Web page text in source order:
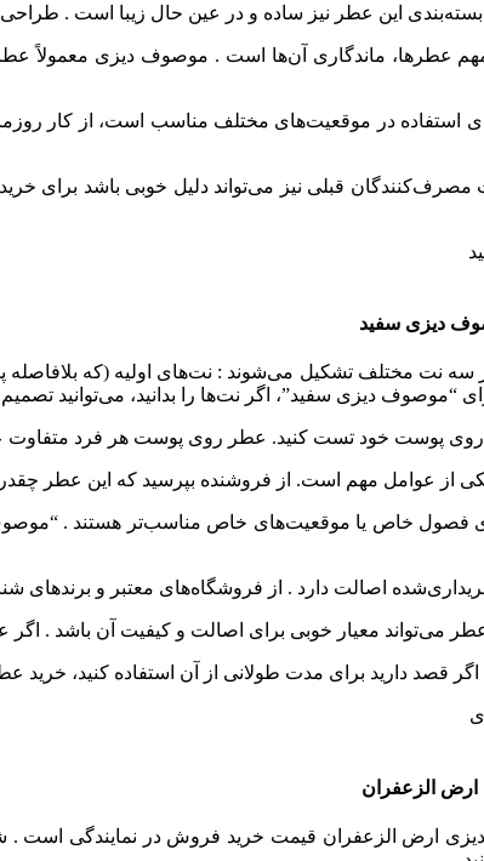
این عطر نیز ساده و در عین حال زیبا است .
عطرها، ماندگاری آن‌ها است . موصوف دیزی معمولاً
استفاده در موقعیت‌های مختلف مناسب است، از کار
قبلی نیز می‌تواند دلیل خوبی باشد برای
دیزی سفید
سه نت مختلف تشکیل می‌شوند : نت‌های اولیه (که
دیزی سفید”، اگر نت‌ها را بدانید، می‌توانید تصمیم
روی پوست خود تست کنید. عطر روی پوست هر فرد
از عوامل مهم است. از فروشنده بپرسید که این عطر
فصول خاص یا موقعیت‌های خاص مناسب‌تر هستند .
اصالت دارد . از فروشگاه‌های معتبر و برندهای
می‌تواند معیار خوبی برای اصالت و کیفیت آن باشد .
قصد دارید برای مدت طولانی از آن استفاده کنید، خرید
الزعفران
ارض الزعفران قیمت خرید فروش در نمایندگی است .